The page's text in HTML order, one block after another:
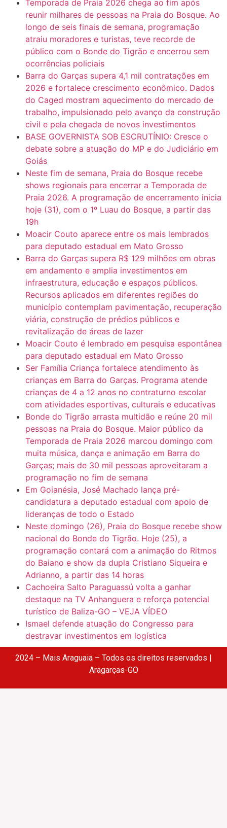
Temporada de Praia 2026 chega ao fim após
reunir milhares de pessoas na Praia do Bosque. Ao
longo de seis finais de semana, programação
atraiu moradores e turistas, teve recorde de
público com o Bonde do Tigrão e encerrou sem
ocorrências policiais
Barra do Garças supera 4,1 mil contratações em
2026 e fortalece crescimento econômico. Dados
do Caged mostram aquecimento do mercado de
trabalho, impulsionado pelo avanço da construção
civil e pela chegada de novos investimentos
BASE GOVERNISTA SOB ESCRUTÍNIO: Cresce o
debate sobre a atuação do MP e do Judiciário em
Goiás
Neste fim de semana, Praia do Bosque recebe
shows regionais para encerrar a Temporada de
Praia 2026. A programação de encerramento inicia
hoje (31), com o 1º Luau do Bosque, a partir das
19h
Moacir Couto aparece entre os mais lembrados
para deputado estadual em Mato Grosso
Barra do Garças supera R$ 129 milhões em obras
em andamento e amplia investimentos em
infraestrutura, educação e espaços públicos.
Recursos aplicados em diferentes regiões do
município contemplam pavimentação, recuperação
viária, construção de prédios públicos e
revitalização de áreas de lazer
Moacir Couto é lembrado em pesquisa espontânea
para deputado estadual em Mato Grosso
Ser Família Criança fortalece atendimento às
crianças em Barra do Garças. Programa atende
crianças de 4 a 12 anos no contraturno escolar
com atividades esportivas, culturais e educativas
Bonde do Tigrão arrasta multidão e reúne 20 mil
pessoas na Praia do Bosque. Maior público da
Temporada de Praia 2026 marcou domingo com
muita música, dança e animação em Barra do
Garças; mais de 30 mil pessoas aproveitaram a
programação no fim de semana
Em Goianésia, José Machado lança pré-
candidatura a deputado estadual com apoio de
lideranças de todo o Estado
Neste domingo (26), Praia do Bosque recebe show
nacional do Bonde do Tigrão. Hoje (25), a
programação contará com a animação do Ritmos
do Baiano e show da dupla Cristiano Siqueira e
Adrianno, a partir das 14 horas
Cachoeira Salto Paraguassú volta a ganhar
destaque na TV Anhanguera e reforça potencial
turístico de Baliza-GO – VEJA VÍDEO
Ismael defende atuação do Congresso para
destravar investimentos em logística
2024 – Mais Araguaia – Todos os direitos reservados |
Aragarças-GO